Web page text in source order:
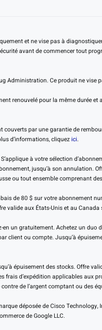
et ne vise pas à
avant de commencer tout
Administration. Ce produit ne
renouvelé pour la même durée
par une garantie de
d’informations, cliquez ici.
à votre sélection
jusqu’à son
ou tout ensemble comprenant
de 80 $ sur votre abonnement
valide aux États-Unis et au
un gratuitement. Achetez un
client ou compte. Jusqu’à
épuisement des stocks. Offre
frais d’expédition applicables aux
de l’argent comptant ou des
déposée de Cisco
de Google LLC.